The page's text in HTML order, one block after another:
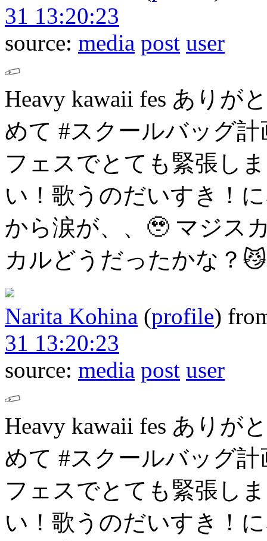
31 13:20:23
source: media post user
Heavy kawaii fes ありが
めて #スクールバッグ
フェスでとても緊張し
い！歌うのだいすき！
から涙が、、🥹 マジス
カルどうだったかな？😼
Narita Kohina (profile)
31 13:20:23
source: media post user
Heavy kawaii fes ありが
めて #スクールバッグ
フェスでとても緊張し
い！歌うのだいすき！